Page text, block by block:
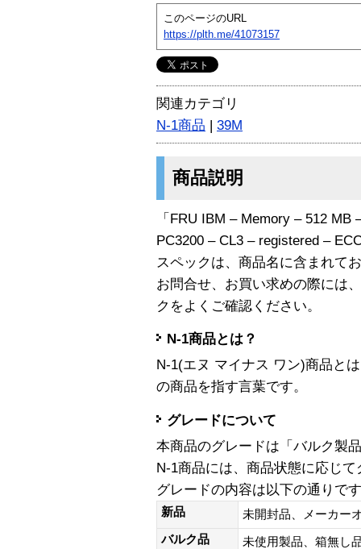
このページのURL
https://plth.me/41073157
関連カテゴリ
N-1商品 | 39M
商品説明
「FRU IBM – Memory – 512
PC3200 – CL3 – registered –
スペックは、商品名に含まれて
お問合せ、お買い求めの際には
クをよくご確認ください。
N-1商品とは？
N-1(エヌ マイナス ワン)商品と
の商品を指す言葉です。
グレードについて
本商品のグレードは「バルク製
N-1商品には、商品状態に応じ
グレードの内容は以下の通りで
新品
未開封品、メーカー
バルク品
未使用製品、箱無